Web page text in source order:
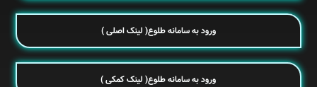
ورود به سامانه طلوع( لینک اصلی )
ورود به سامانه طلوع( لینک کمکی )